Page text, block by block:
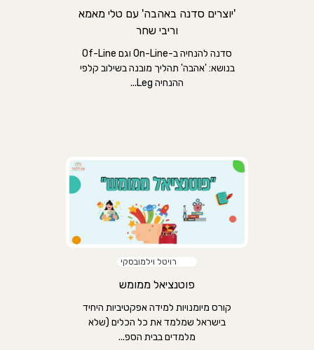
'יוצרים סדנה באהבה' עם טלי מאמא
וריבי שחר
סדנה להנחיה ב-On-Line וגם Of-Line
בנושא: 'אהבה' תהליך מובנה בשילוב קלפי
ההנחיה Leg...
רויטל וילמובסקי
פוטנציאל ממומש
קורס מיומנויות למידה אפקטיביות היחיד
בישראל שמלמד את כל הכלים (שלא
מלמדים בבית הספ...